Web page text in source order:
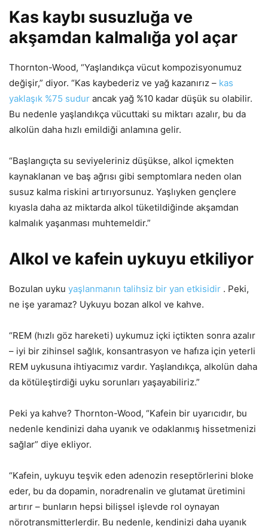
Kas kaybı susuzluğa ve
akşamdan kalmalığa yol açar
Thornton-Wood, “Yaşlandıkça vücut kompozisyonumuz
değişir,” diyor. “Kas kaybederiz ve yağ kazanırız – kas
yaklaşık %75 sudur ancak yağ %10 kadar düşük su olabilir.
Bu nedenle yaşlandıkça vücuttaki su miktarı azalır, bu da
alkolün daha hızlı emildiği anlamına gelir.
“Başlangıçta su seviyeleriniz düşükse, alkol içmekten
kaynaklanan ve baş ağrısı gibi semptomlara neden olan
susuz kalma riskini artırıyorsunuz. Yaşlıyken gençlere
kıyasla daha az miktarda alkol tüketildiğinde akşamdan
kalmalık yaşanması muhtemeldir.”
Alkol ve kafein uykuyu etkiliyor
Bozulan uyku yaşlanmanın talihsiz bir yan etkisidir . Peki,
ne işe yaramaz? Uykuyu bozan alkol ve kahve.
“REM (hızlı göz hareketi) uykumuz içki içtikten sonra azalır
– iyi bir zihinsel sağlık, konsantrasyon ve hafıza için yeterli
REM uykusuna ihtiyacımız vardır. Yaşlandıkça, alkolün daha
da kötüleştirdiği uyku sorunları yaşayabiliriz.”
Peki ya kahve? Thornton-Wood, “Kafein bir uyarıcıdır, bu
nedenle kendinizi daha uyanık ve odaklanmış hissetmenizi
sağlar” diye ekliyor.
“Kafein, uykuyu teşvik eden adenozin reseptörlerini bloke
eder, bu da dopamin, noradrenalin ve glutamat üretimini
artırır – bunların hepsi bilişsel işlevde rol oynayan
nörotransmitterlerdir. Bu nedenle, kendinizi daha uyanık